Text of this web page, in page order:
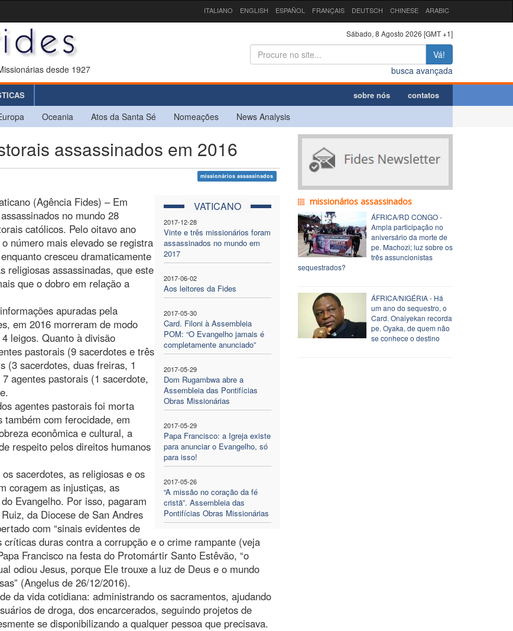
ITALIANO ENGLISH ESPAÑOL FRANÇAIS DEUTSCH CHINESE ARABIC
desde 1927
Sábado, 8 Agosto 2026 [GMT +1]
Vá!
busca avançada
sobre nós contatos
Oceania Atos da Santa Sé Nomeações News Analysis
assassinados em 2016
missionários assassinados
VATICANO
2017-12-28
Vinte e três missionários foram
assassinados no mundo em
2017
2017-06-02
Aos leitores da Fides
2017-05-30
Card. Filoni à Assembleia
POM: “O Evangelho jamais é
completamente anunciado”
2017-05-29
Dom Rugambwa abre a
Assembleia das Pontifícias
Obras Missionárias
2017-05-29
Papa Francisco: a Igreja existe
para anunciar o Evangelho, só
para isso!
2017-05-26
“A missão no coração da fé
cristã”. Assembleia das
Pontifícias Obras Missionárias
(Agência Fides) – Em
no mundo 28
católicos. Pelo oitavo ano
número mais elevado se registra
cresceu dramaticamente
religiosas assassinadas, que este
que o dobro em relação a
apuradas pela
em 2016 morreram de modo
leigos. Quanto à divisão
pastorais (9 sacerdotes e três
(3 sacerdotes, duas freiras, 1
agentes pastorais (1 sacerdote,
agentes pastorais foi morta
com ferocidade, em
econômica e cultural, a
respeito pelos direitos humanos
sacerdotes, as religiosas e os
coragem as injustiças, as
Evangelho. Por isso, pagaram
da Diocese de San Andres
com “sinais evidentes de
duras contra a corrupção e o crime rampante (veja
Francisco na festa do Protomártir Santo Estêvão, “o
odiou Jesus, porque Ele trouxe a luz de Deus e o mundo
(Angelus de 26/12/2016).
da vida cotidiana: administrando os sacramentos, ajudando
de droga, dos encarcerados, seguindo projetos de
se disponibilizando a qualquer pessoa que precisava.
missionários assassinados
ÁFRICA/RD CONGO -
Ampla participação no
aniversário da morte de
pe. Machozi; luz sobre os
três assuncionistas
sequestrados?
ÁFRICA/NIGÉRIA - Há
um ano do sequestro, o
Card. Onaiyekan recorda
pe. Oyaka, de quem não
se conhece o destino